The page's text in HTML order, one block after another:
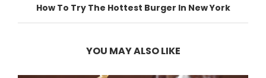
How To Try The Hottest Burger In New York
YOU MAY ALSO LIKE